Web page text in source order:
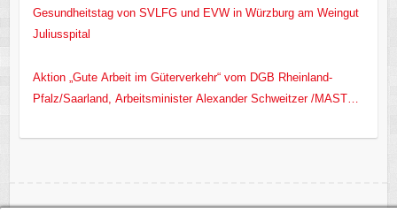
Gesundheitstag von SVLFG und EVW in Würzburg am Weingut
Juliusspital
Aktion „Gute Arbeit im Güterverkehr“ vom DGB Rheinland-
Pfalz/Saarland, Arbeitsminister Alexander Schweitzer /MASTD